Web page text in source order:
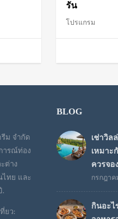
รัน
โปรแกรม
ม จำกัด
ารณ์ท่อง
ต่าง
ไทย และ
.
ยว:
BLOG
เช่าวิล
เหมาะ
ควรจอ
กรกฎาค
กินอะไ